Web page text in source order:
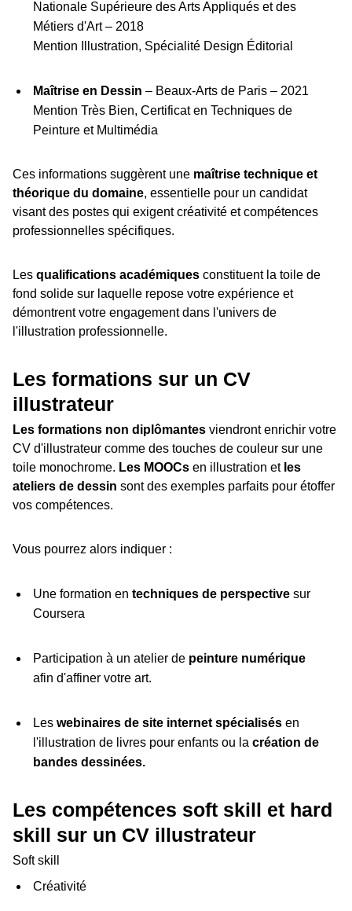
Nationale Supérieure des Arts Appliqués et des
Métiers d'Art – 2018
Mention Illustration, Spécialité Design Éditorial
Maîtrise en Dessin – Beaux-Arts de Paris – 2021
Mention Très Bien, Certificat en Techniques de
Peinture et Multimédia
Ces informations suggèrent une maîtrise technique et
théorique du domaine, essentielle pour un candidat
visant des postes qui exigent créativité et compétences
professionnelles spécifiques.
Les qualifications académiques constituent la toile de
fond solide sur laquelle repose votre expérience et
démontrent votre engagement dans l'univers de
l'illustration professionnelle.
Les formations sur un CV
illustrateur
Les formations non diplômantes viendront enrichir votre
CV d'illustrateur comme des touches de couleur sur une
toile monochrome. Les MOOCs en illustration et les
ateliers de dessin sont des exemples parfaits pour étoffer
vos compétences.
Vous pourrez alors indiquer :
Une formation en techniques de perspectivesur
Coursera
Participation à un atelier de peinture numérique
afin d'affiner votre art.
Les webinaires de site internet spécialisésen
l'illustration de livres pour enfants ou la création de
bandes dessinées.
Les compétences soft skill et hard
skill sur un CV illustrateur
Soft skill
Créativité